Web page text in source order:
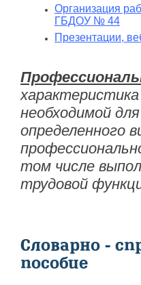
Организация
ГБДОУ № 44
Презентации,
необходимой
определенного
том числе
трудовой
Словарно -
пособие